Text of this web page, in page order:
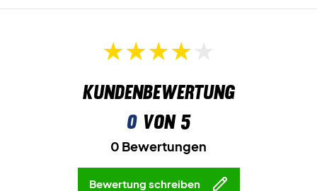
Kundenbewertung
0von 5
0 Bewertungen
Bewertung schreiben